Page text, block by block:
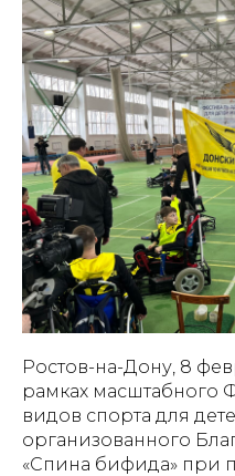
Ростов-на-Дону, 8
рамках масштабного
видов спорта для
организованного
«Спина бифида» при